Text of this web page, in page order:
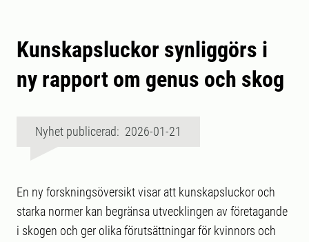
Kunskapsluckor synliggörs i
ny rapport om genus och skog
Nyhet publicerad: 2026-01-21
En ny forskningsöversikt visar att kunskapsluckor och
starka normer kan begränsa utvecklingen av företagande
i skogen och ger olika förutsättningar för kvinnors och